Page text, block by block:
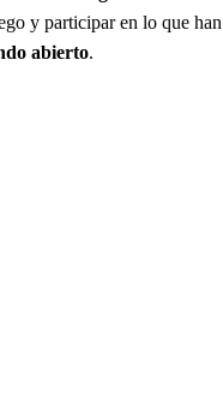
y participar en lo que
abierto.